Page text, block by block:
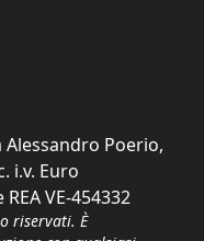
Alessandro Poerio,
i.v. Euro
VE-454332
riservati. È